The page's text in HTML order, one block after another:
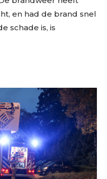
en had de brand snel
schade is, is